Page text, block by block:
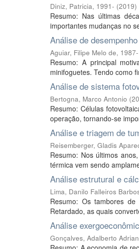
Diniz, Patricia, 1991- (2019)
Resumo: Nas últimas
importantes mudanças no
Análise de
Aguiar, Filipe Melo de, 1987-
Resumo: A principal
minifoguetes. Tendo como
Análise de sistema
Bertogna, Marco Antonio (
Resumo: Células
operação, tornando-se
Análise e triagem de
Reisemberger, Gladis
Resumo: Nos últimos
térmica vem sendo
Análise estrutural e
Lima, Danilo Falleiros
Resumo: Os tambores
Retardado, as quais
Análise
Gonçalves, Adalberto